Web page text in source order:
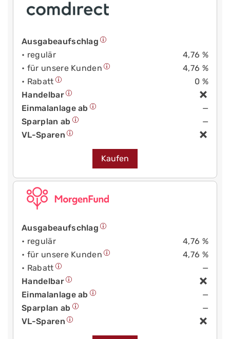
Ausgabeaufschlag
• regulär
4,76 %
• für unsere Kunden
4,76 %
• Rabatt
0 %
Handelbar
Einmalanlage ab
—
Sparplan ab
—
VL-Sparen
Kaufen
Ausgabeaufschlag
• regulär
4,76 %
• für unsere Kunden
4,76 %
• Rabatt
—
Handelbar
Einmalanlage ab
—
Sparplan ab
—
VL-Sparen